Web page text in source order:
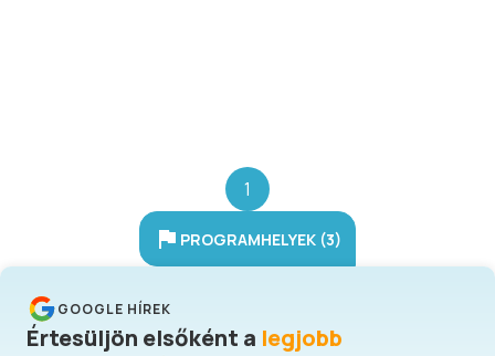
1
PROGRAMHELYEK (3)
GOOGLE HÍREK
Értesüljön elsőként a legjobb